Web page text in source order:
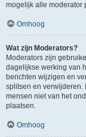
mogelijk alle moderator
Omhoog
Wat zijn Moderators?
Moderators zijn
dagelijkse werking van
berichten wijzigen en
splitsen en verwijderen.
mensen niet van het
plaatsen.
Omhoog